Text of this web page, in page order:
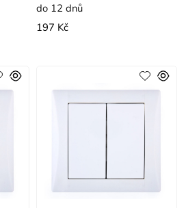
do 12 dnů
197 Kč